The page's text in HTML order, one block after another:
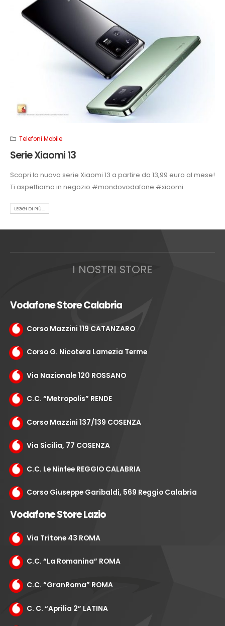
Telefoni Mobile
Serie Xiaomi 13
Scopri la nuova serie Xiaomi 13 a partire da 13,99 euro al mese!
Ti aspettiamo in negozio #mondovodafone #xiaomi
LEGGI DI PIÙ...
I NOSTRI STORE
Vodafone Store Calabria
Corso Mazzini 119 CATANZARO
Corso G. Nicotera Lamezia Terme
Via Nazionale 120 ROSSANO
C.C. “Metropolis” RENDE
Corso Mazzini 137/139 COSENZA
Via Sicilia, 77 COSENZA
C.C. Le Ninfee REGGIO CALABRIA
Corso Giuseppe Garibaldi, 569 Reggio Calabria
Vodafone Store Lazio
Via Tritone 43 ROMA
C.C. “La Romanina” ROMA
C.C. “GranRoma” ROMA
C. C. “Aprilia 2” LATINA